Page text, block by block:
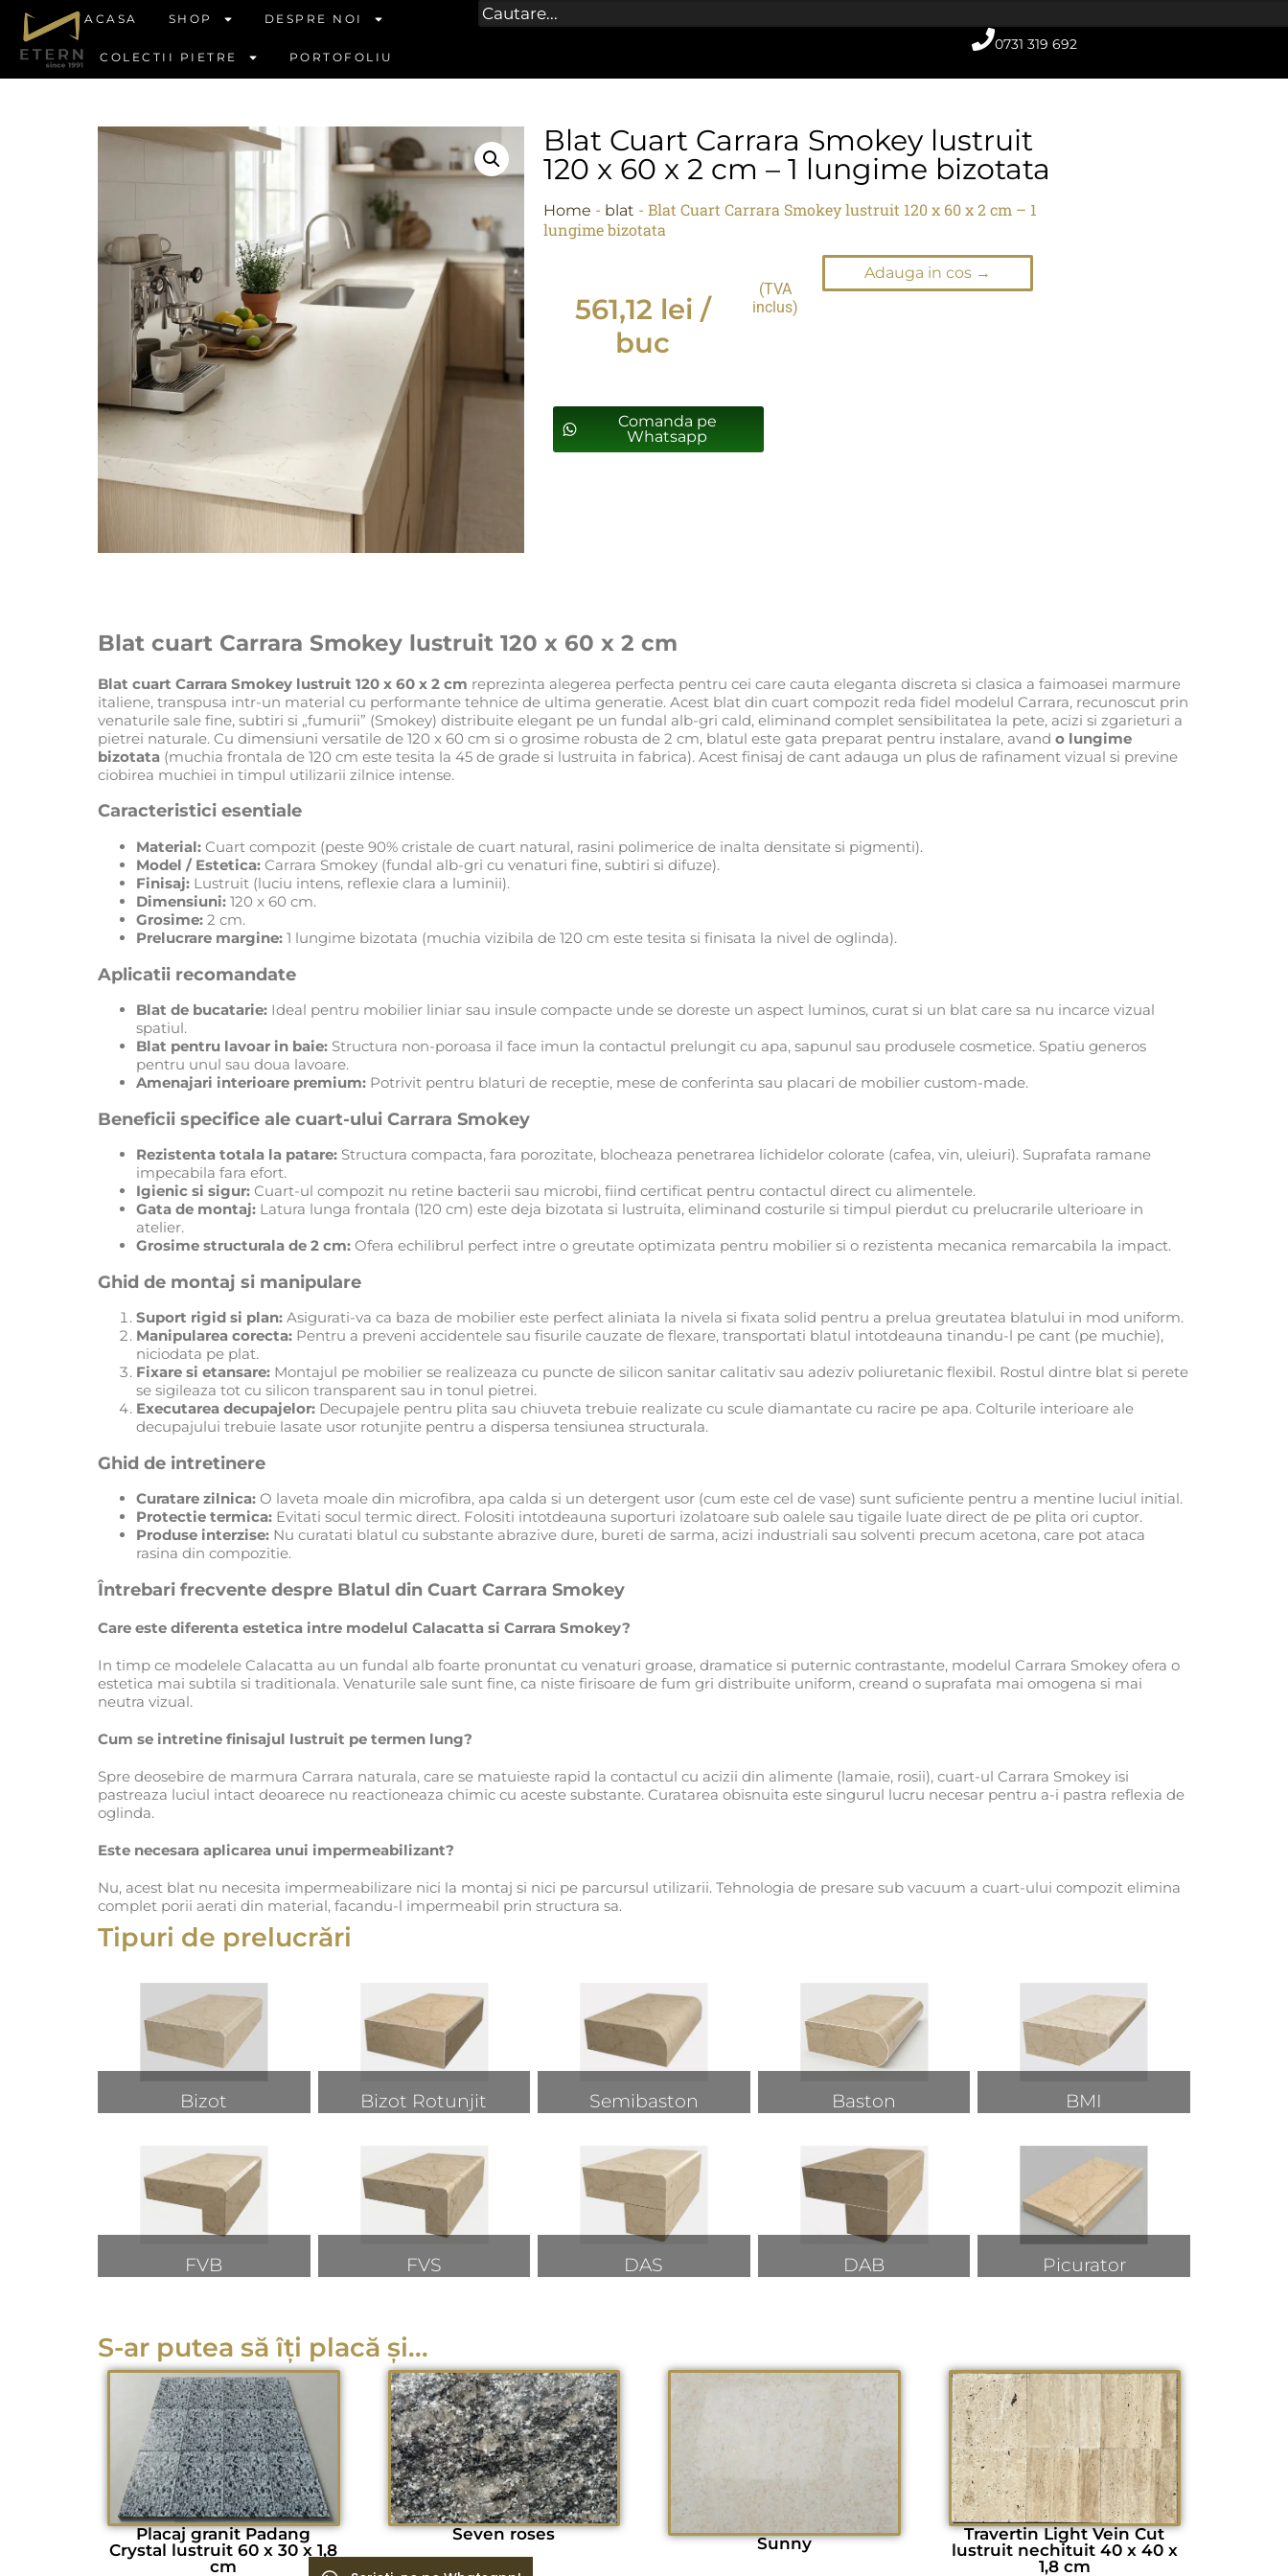
ACASA SHOP DESPRE NOI
COLECTII PIETRE PORTOFOLIU
0731 319 692
Blat Cuart Carrara Smokey lustruit
120 x 60 x 2 cm – 1 lungime bizotata
Home - blat - Blat Cuart Carrara Smokey lustruit 120 x 60 x 2 cm – 1
lungime bizotata
561,12 lei /
buc
(TVA
inclus)
Adauga in cos →
Comanda pe
Whatsapp
Blat cuart Carrara Smokey lustruit 120 x 60 x 2 cm
Blat cuart Carrara Smokey lustruit 120 x 60 x 2 cm reprezinta alegerea perfecta pentru cei care cauta eleganta discreta si clasica a faimoasei marmure
italiene, transpusa intr-un material cu performante tehnice de ultima generatie. Acest blat din cuart compozit reda fidel modelul Carrara, recunoscut prin
venaturile sale fine, subtiri si „fumurii” (Smokey) distribuite elegant pe un fundal alb-gri cald, eliminand complet sensibilitatea la pete, acizi si zgarieturi a
pietrei naturale. Cu dimensiuni versatile de 120 x 60 cm si o grosime robusta de 2 cm, blatul este gata preparat pentru instalare, avand o lungime
bizotata (muchia frontala de 120 cm este tesita la 45 de grade si lustruita in fabrica). Acest finisaj de cant adauga un plus de rafinament vizual si previne
ciobirea muchiei in timpul utilizarii zilnice intense.
Caracteristici esentiale
Material: Cuart compozit (peste 90% cristale de cuart natural, rasini polimerice de inalta densitate si pigmenti).
Model / Estetica: Carrara Smokey (fundal alb-gri cu venaturi fine, subtiri si difuze).
Finisaj: Lustruit (luciu intens, reflexie clara a luminii).
Dimensiuni: 120 x 60 cm.
Grosime: 2 cm.
Prelucrare margine: 1 lungime bizotata (muchia vizibila de 120 cm este tesita si finisata la nivel de oglinda).
Aplicatii recomandate
Blat de bucatarie: Ideal pentru mobilier liniar sau insule compacte unde se doreste un aspect luminos, curat si un blat care sa nu incarce vizual
spatiul.
Blat pentru lavoar in baie: Structura non-poroasa il face imun la contactul prelungit cu apa, sapunul sau produsele cosmetice. Spatiu generos
pentru unul sau doua lavoare.
Amenajari interioare premium: Potrivit pentru blaturi de receptie, mese de conferinta sau placari de mobilier custom-made.
Beneficii specifice ale cuart-ului Carrara Smokey
Rezistenta totala la patare: Structura compacta, fara porozitate, blocheaza penetrarea lichidelor colorate (cafea, vin, uleiuri). Suprafata ramane
impecabila fara efort.
Igienic si sigur: Cuart-ul compozit nu retine bacterii sau microbi, fiind certificat pentru contactul direct cu alimentele.
Gata de montaj: Latura lunga frontala (120 cm) este deja bizotata si lustruita, eliminand costurile si timpul pierdut cu prelucrarile ulterioare in
atelier.
Grosime structurala de 2 cm: Ofera echilibrul perfect intre o greutate optimizata pentru mobilier si o rezistenta mecanica remarcabila la impact.
Ghid de montaj si manipulare
Suport rigid si plan: Asigurati-va ca baza de mobilier este perfect aliniata la nivela si fixata solid pentru a prelua greutatea blatului in mod uniform.
Manipularea corecta: Pentru a preveni accidentele sau fisurile cauzate de flexare, transportati blatul intotdeauna tinandu-l pe cant (pe muchie),
niciodata pe plat.
Fixare si etansare: Montajul pe mobilier se realizeaza cu puncte de silicon sanitar calitativ sau adeziv poliuretanic flexibil. Rostul dintre blat si perete
se sigileaza tot cu silicon transparent sau in tonul pietrei.
Executarea decupajelor: Decupajele pentru plita sau chiuveta trebuie realizate cu scule diamantate cu racire pe apa. Colturile interioare ale
decupajului trebuie lasate usor rotunjite pentru a dispersa tensiunea structurala.
Ghid de intretinere
Curatare zilnica: O laveta moale din microfibra, apa calda si un detergent usor (cum este cel de vase) sunt suficiente pentru a mentine luciul initial.
Protectie termica: Evitati socul termic direct. Folositi intotdeauna suporturi izolatoare sub oalele sau tigaile luate direct de pe plita ori cuptor.
Produse interzise: Nu curatati blatul cu substante abrazive dure, bureti de sarma, acizi industriali sau solventi precum acetona, care pot ataca
rasina din compozitie.
Întrebari frecvente despre Blatul din Cuart Carrara Smokey
Care este diferenta estetica intre modelul Calacatta si Carrara Smokey?
In timp ce modelele Calacatta au un fundal alb foarte pronuntat cu venaturi groase, dramatice si puternic contrastante, modelul Carrara Smokey ofera o
estetica mai subtila si traditionala. Venaturile sale sunt fine, ca niste firisoare de fum gri distribuite uniform, creand o suprafata mai omogena si mai
neutra vizual.
Cum se intretine finisajul lustruit pe termen lung?
Spre deosebire de marmura Carrara naturala, care se matuieste rapid la contactul cu acizii din alimente (lamaie, rosii), cuart-ul Carrara Smokey isi
pastreaza luciul intact deoarece nu reactioneaza chimic cu aceste substante. Curatarea obisnuita este singurul lucru necesar pentru a-i pastra reflexia de
oglinda.
Este necesara aplicarea unui impermeabilizant?
Nu, acest blat nu necesita impermeabilizare nici la montaj si nici pe parcursul utilizarii. Tehnologia de presare sub vacuum a cuart-ului compozit elimina
complet porii aerati din material, facandu-l impermeabil prin structura sa.
Tipuri de prelucrări
Bizot Bizot Rotunjit Semibaston Baston BMI
FVB FVS DAS DAB Picurator
S-ar putea să îți placă și...
Placaj granit Padang
Crystal lustruit 60 x 30 x 1,8
cm
Seven roses Sunny
Travertin Light Vein Cut
lustruit nechituit 40 x 40 x
1,8 cm